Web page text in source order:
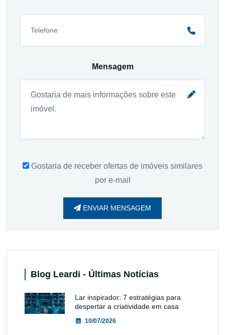
Mensagem
Gostaria de receber ofertas de imóveis similares
por e-mail
ENVIAR MENSAGEM
Blog Leardi - Últimas Notícias
Lar inspirador: 7 estratégias para
despertar a criatividade em casa
10/07/2026